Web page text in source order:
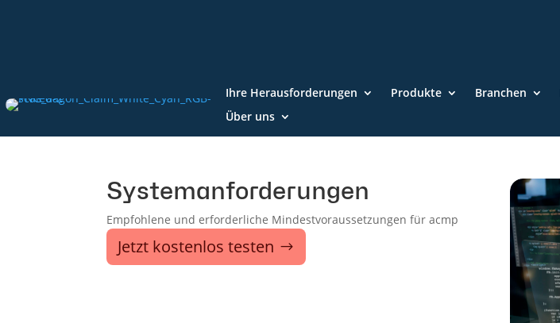
Ihre Herausforderungen Produkte Branchen
Über uns
Systemanforderungen
Empfohlene und erforderliche Mindestvoraussetzungen für acmp
Jetzt kostenlos testen